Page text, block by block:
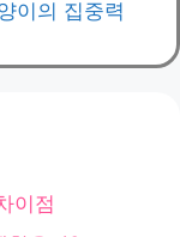
이의 집중력
이점